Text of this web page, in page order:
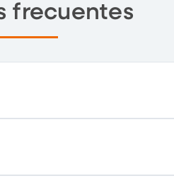
frecuentes